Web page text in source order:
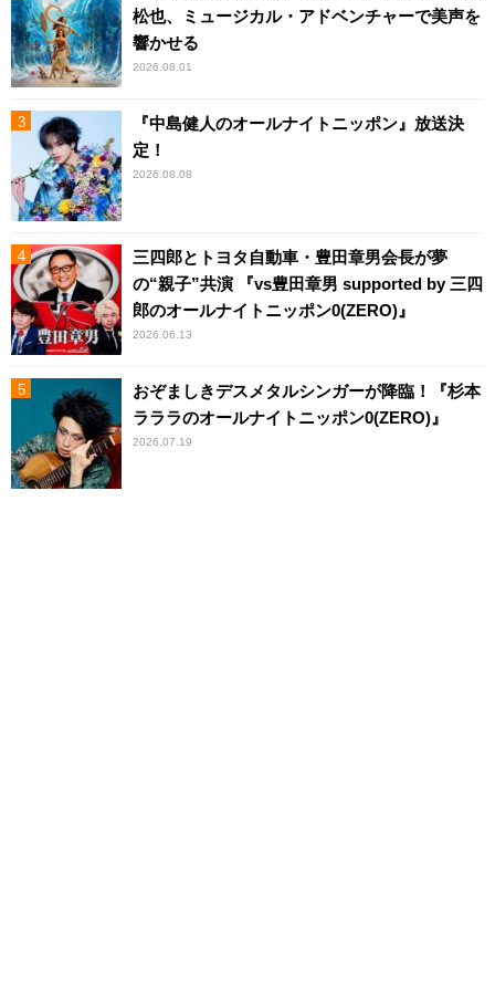
松也、ミュージカル・アドベンチャーで美声を
響かせる
2026.08.01
『中島健人のオールナイトニッポン』放送決
定！
2026.08.08
三四郎とトヨタ自動車・豊田章男会長が夢
の“親子”共演 『vs豊田章男 supported by 三四
郎のオールナイトニッポン0(ZERO)』
2026.06.13
おぞましきデスメタルシンガーが降臨！『杉本
ラララのオールナイトニッポン0(ZERO)』
2026.07.19